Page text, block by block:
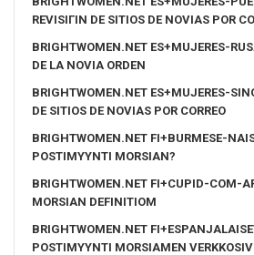
REVISIГІN DE SITIOS DE NOVIAS POR
BRIGHTWOMEN.NET ES+MUJERES-
DE LA NOVIA ORDEN
BRIGHTWOMEN.NET ES+MUJERES-
DE SITIOS DE NOVIAS POR CORREO
BRIGHTWOMEN.NET FI+BURMESE-
POSTIMYYNTI MORSIAN?
BRIGHTWOMEN.NET FI+CUPID-COM-
MORSIAN DEFINITIOM
BRIGHTWOMEN.NET
POSTIMYYNTI MORSIAMEN